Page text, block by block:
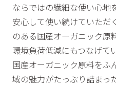
ならではの繊細な使い心地
安心して使い続けていただ
のある国産オーガニック原
環境負荷低減にもつなげて
国産オーガニック原料をふ
域の魅力がたっぷり詰まっ